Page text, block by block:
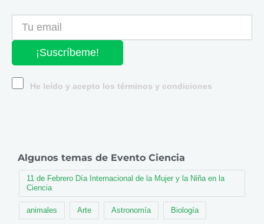
¡Suscríbeme!
He leído y acepto los términos y condiciones
Algunos temas de Evento Ciencia
11 de Febrero Día Internacional de la Mujer y la Niña en la
Ciencia
animales Arte Astronomía Biología